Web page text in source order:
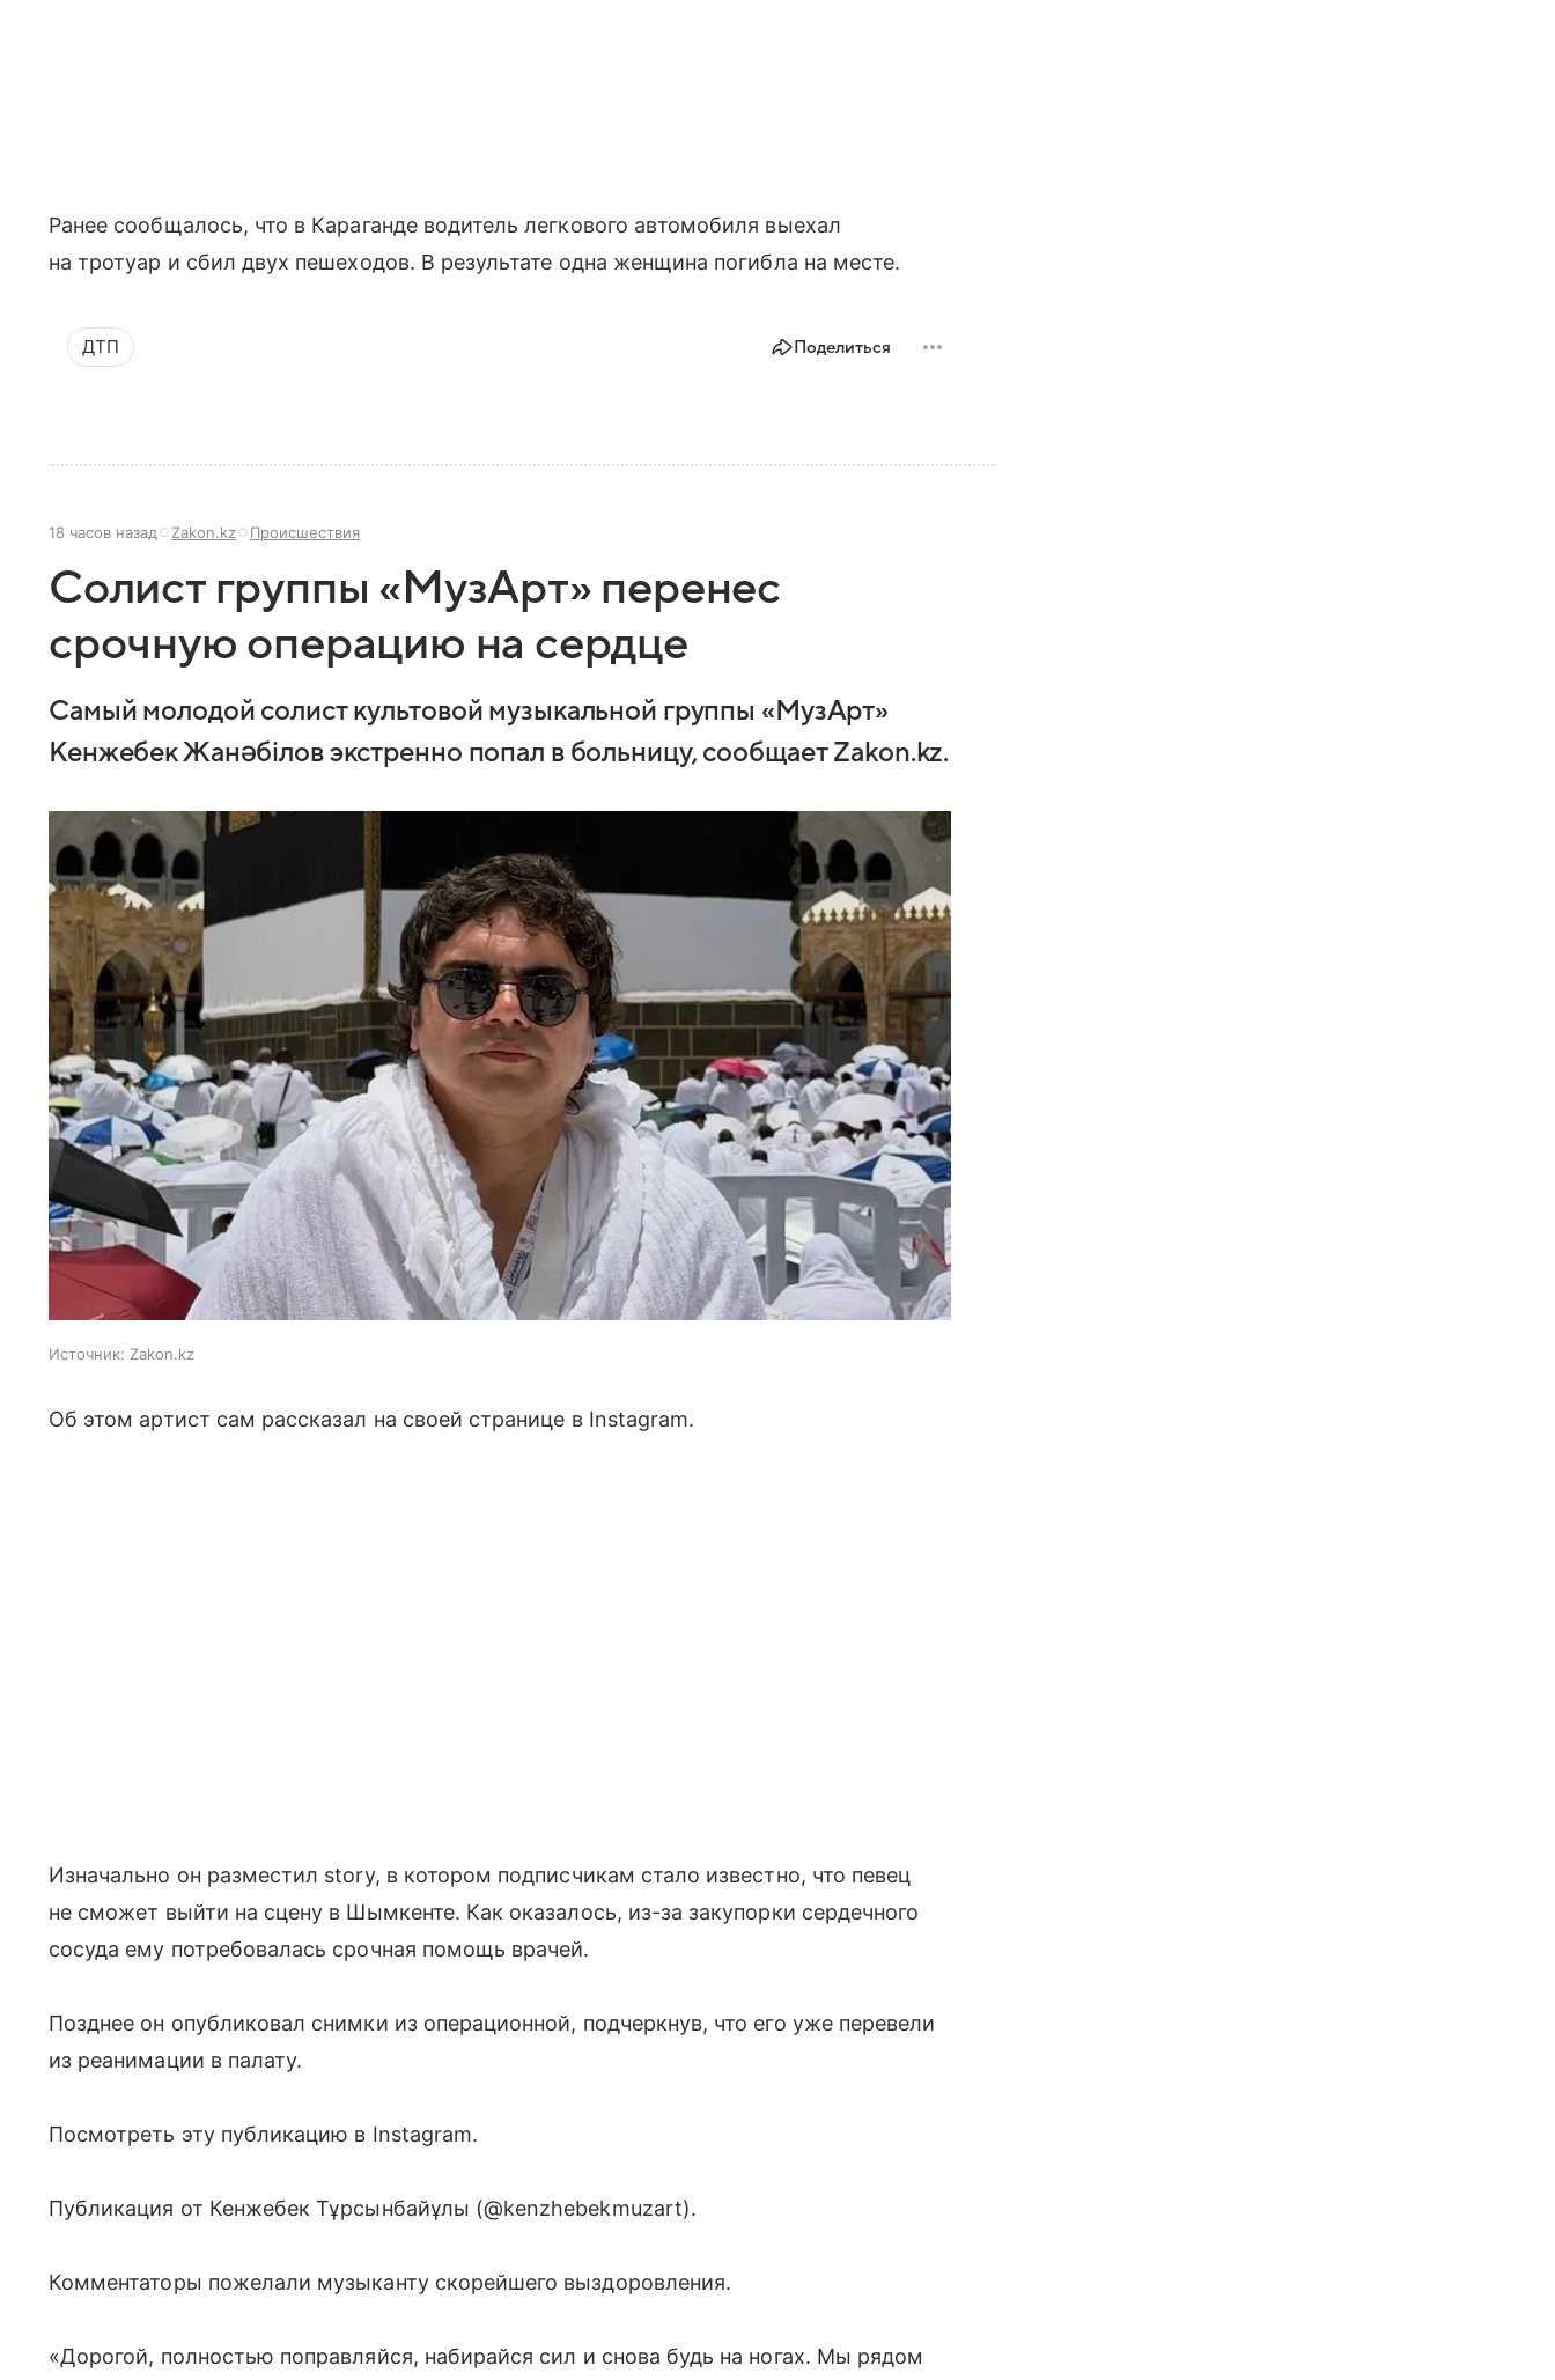
Ранее сообщалось, что в Караганде водитель легкового автомобиля выехал
на тротуар и сбил двух пешеходов. В результате одна женщина погибла на месте.
ДТП Поделиться
18 часов назад Zakon.kz Происшествия
Солист группы «МузАрт» перенес
срочную операцию на сердце
Самый молодой солист культовой музыкальной группы «МузАрт»
Кенжебек Жанәбілов экстренно попал в больницу, сообщает Zakon.kz.
Источник: Zakon.kz
Об этом артист сам рассказал на своей странице в Instagram.
Изначально он разместил story, в котором подписчикам стало известно, что певец
не сможет выйти на сцену в Шымкенте. Как оказалось, из-за закупорки сердечного
сосуда ему потребовалась срочная помощь врачей.
Позднее он опубликовал снимки из операционной, подчеркнув, что его уже перевели
из реанимации в палату.
Посмотреть эту публикацию в Instagram.
Публикация от Кенжебек Тұрсынбайұлы (@kenzhebekmuzart).
Комментаторы пожелали музыканту скорейшего выздоровления.
«Дорогой, полностью поправляйся, набирайся сил и снова будь на ногах. Мы рядом